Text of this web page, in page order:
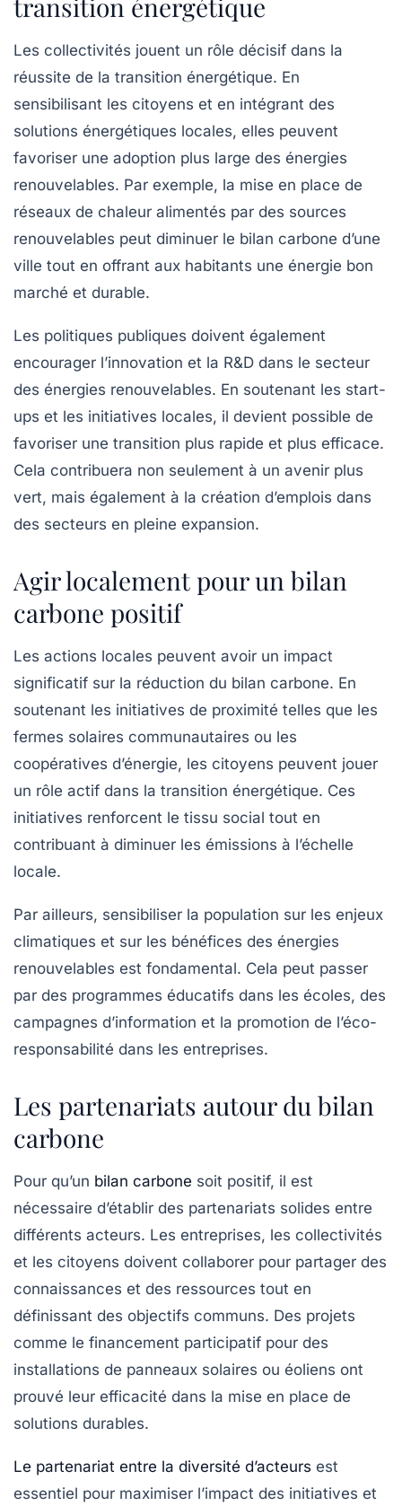
transition énergétique
Les collectivités jouent un rôle décisif dans la
réussite de la transition énergétique. En
sensibilisant les citoyens et en intégrant des
solutions énergétiques locales, elles peuvent
favoriser une adoption plus large des énergies
renouvelables. Par exemple, la mise en place de
réseaux de chaleur alimentés par des sources
renouvelables peut diminuer le bilan carbone d’une
ville tout en offrant aux habitants une énergie bon
marché et durable.
Les politiques publiques doivent également
encourager l’innovation et la R&D dans le secteur
des énergies renouvelables. En soutenant les start-
ups et les initiatives locales, il devient possible de
favoriser une transition plus rapide et plus efficace.
Cela contribuera non seulement à un avenir plus
vert, mais également à la création d’emplois dans
des secteurs en pleine expansion.
Agir localement pour un bilan
carbone positif
Les actions locales peuvent avoir un impact
significatif sur la réduction du bilan carbone. En
soutenant les initiatives de proximité telles que les
fermes solaires communautaires ou les
coopératives d’énergie, les citoyens peuvent jouer
un rôle actif dans la transition énergétique. Ces
initiatives renforcent le tissu social tout en
contribuant à diminuer les émissions à l’échelle
locale.
Par ailleurs, sensibiliser la population sur les enjeux
climatiques et sur les bénéfices des énergies
renouvelables est fondamental. Cela peut passer
par des programmes éducatifs dans les écoles, des
campagnes d’information et la promotion de l’éco-
responsabilité dans les entreprises.
Les partenariats autour du bilan
carbone
Pour qu’un bilan carbone soit positif, il est
nécessaire d’établir des partenariats solides entre
différents acteurs. Les entreprises, les collectivités
et les citoyens doivent collaborer pour partager des
connaissances et des ressources tout en
définissant des objectifs communs. Des projets
comme le financement participatif pour des
installations de panneaux solaires ou éoliens ont
prouvé leur efficacité dans la mise en place de
solutions durables.
Le partenariat entre la diversité d’acteurs est
essentiel pour maximiser l’impact des initiatives et